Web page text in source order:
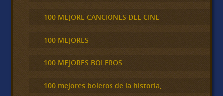
100 MEJORE CANCIONES DEL CINE
100 MEJORES
100 MEJORES BOLEROS
100 mejores boleros de la historia,